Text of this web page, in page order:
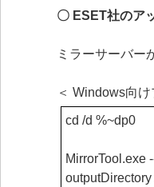
〇 ESET社のア
ミラーサーバー
＜ Windows向
cd /d %~dp0
MirrorTool.exe
outputDirectory